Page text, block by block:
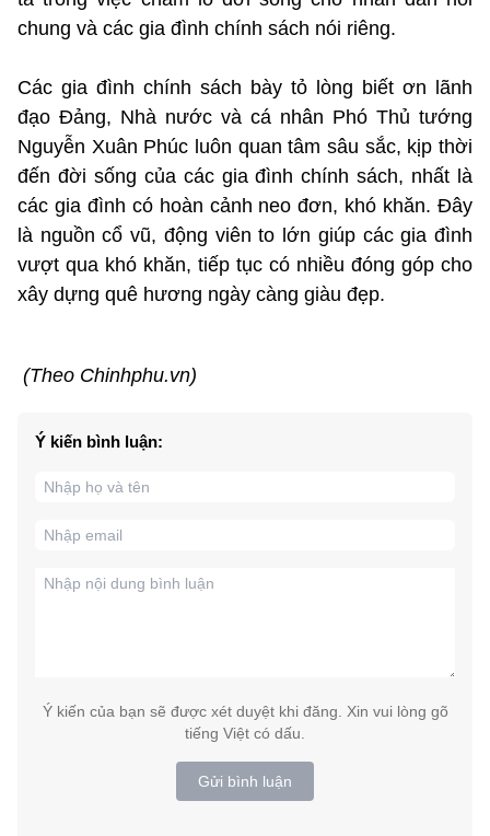
chung và các gia đình chính sách nói riêng.
Các gia đình chính sách bày tỏ lòng biết ơn lãnh
đạo Đảng, Nhà nước và cá nhân Phó Thủ tướng
Nguyễn Xuân Phúc luôn quan tâm sâu sắc, kịp thời
đến đời sống của các gia đình chính sách, nhất là
các gia đình có hoàn cảnh neo đơn, khó khăn. Đây
là nguồn cổ vũ, động viên to lớn giúp các gia đình
vượt qua khó khăn, tiếp tục có nhiều đóng góp cho
xây dựng quê hương ngày càng giàu đẹp.
(Theo Chinhphu.vn)
Ý kiến bình luận:
Ý kiến của bạn sẽ được xét duyệt khi đăng. Xin vui lòng gõ
tiếng Việt có dấu.
Gửi bình luận